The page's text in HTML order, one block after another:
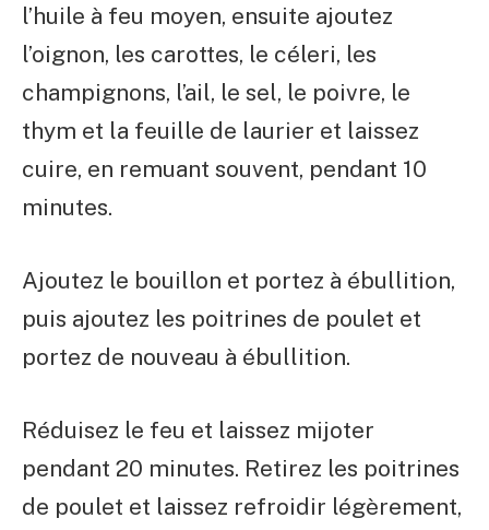
l’huile à feu moyen, ensuite ajoutez
l’oignon, les carottes, le céleri, les
champignons, l’ail, le sel, le poivre, le
thym et la feuille de laurier et laissez
cuire, en remuant souvent, pendant 10
minutes.
Ajoutez le bouillon et portez à ébullition,
puis ajoutez les poitrines de poulet et
portez de nouveau à ébullition.
Réduisez le feu et laissez mijoter
pendant 20 minutes. Retirez les poitrines
de poulet et laissez refroidir légèrement,